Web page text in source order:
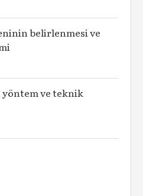
belirlenmesi ve
yöntem ve teknik